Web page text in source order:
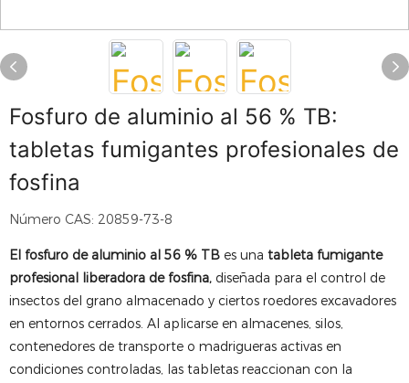
Fosfuro de aluminio al 56 % TB:
tabletas fumigantes profesionales de
fosfina
Número CAS: 20859-73-8
El fosfuro de aluminio al 56 % TB es una tableta fumigante
profesional liberadora de fosfina, diseñada para el control de
insectos del grano almacenado y ciertos roedores excavadores
en entornos cerrados. Al aplicarse en almacenes, silos,
contenedores de transporte o madrigueras activas en
condiciones controladas, las tabletas reaccionan con la